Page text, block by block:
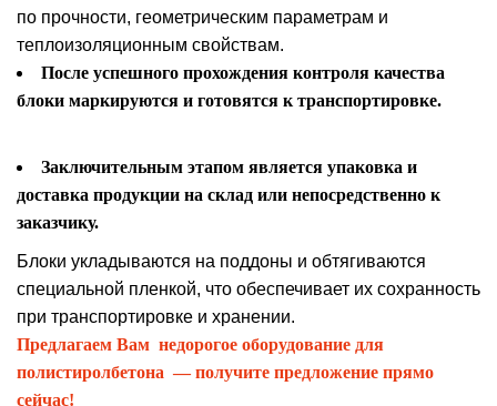
по прочности, геометрическим параметрам и
теплоизоляционным свойствам.
После успешного прохождения контроля качества
блоки маркируются и готовятся к транспортировке.
Заключительным этапом является упаковка и
доставка продукции на склад или непосредственно к
заказчику.
Блоки укладываются на поддоны и обтягиваются
специальной пленкой, что обеспечивает их сохранность
при транспортировке и хранении.
Предлагаем Вам недорогое оборудование для
полистиролбетона — получите предложение прямо
сейчас!